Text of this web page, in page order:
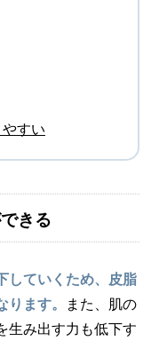
すい
きる
していくため、皮脂
ます。 また、肌の
生み出す力も低下す